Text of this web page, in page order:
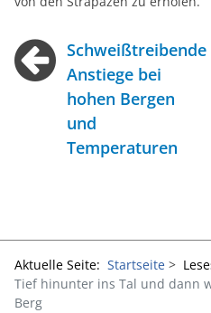
Schweißtreibende
Anstiege bei
hohen Bergen
und
Temperaturen
Aktuelle Seite: Startseite
Tief hinunter ins Tal und dann
Berg